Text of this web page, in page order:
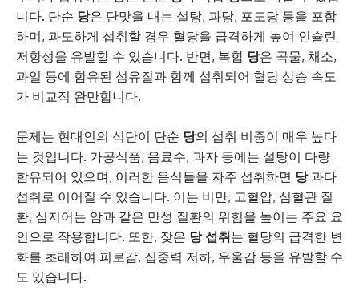
니다. 단순 당은 단맛을 내는 설탕, 과당, 포도당 등을 포함
하며, 과도하게 섭취할 경우 혈당을 급격하게 높여 인슐린
저항성을 유발할 수 있습니다. 반면, 복합 당은 곡물, 채소,
과일 등에 함유된 섬유질과 함께 섭취되어 혈당 상승 속도
가 비교적 완만합니다.
문제는 현대인의 식단이 단순 당의 섭취 비중이 매우 높다
는 것입니다. 가공식품, 음료수, 과자 등에는 설탕이 다량
함유되어 있으며, 이러한 음식들을 자주 섭취하면 당과다
섭취로 이어질 수 있습니다. 이는 비만, 고혈압, 심혈관 질
환, 심지어는 암과 같은 만성 질환의 위험을 높이는 주요 요
인으로 작용합니다. 또한, 잦은 당 섭취는 혈당의 급격한 변
화를 초래하여 피로감, 집중력 저하, 우울감 등을 유발할 수
도 있습니다.